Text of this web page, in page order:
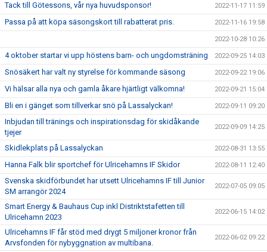
Tack till Götessons, vår nya huvudsponsor! 2022-11-17 11:59
Passa på att köpa säsongskort till rabatterat pris. 2022-11-16 19:58
2022-10-28 10:26
4 oktober startar vi upp höstens barn- och ungdomsträning 2022-09-25 14:03
Snösäkert har valt ny styrelse för kommande säsong 2022-09-22 19:06
Vi hälsar alla nya och gamla åkare hjärtligt välkomna! 2022-09-21 15:04
Bli en i gänget som tillverkar snö på Lassalyckan! 2022-09-11 09:20
Inbjudan till tränings och inspirationsdag för skidåkande
tjejer
2022-09-09 14:25
Skidlekplats på Lassalyckan 2022-08-31 13:55
Hanna Falk blir sportchef för Ulricehamns IF Skidor 2022-08-11 12:40
Svenska skidförbundet har utsett Ulricehamns IF till Junior
SM arrangör 2024
2022-07-05 09:05
Smart Energy & Bauhaus Cup inkl Distriktstafetten till
Ulricehamn 2023
2022-06-15 14:02
Ulricehamns IF får stöd med drygt 5 miljoner kronor från
Arvsfonden för nybyggnation av multibana.
2022-06-02 09:22